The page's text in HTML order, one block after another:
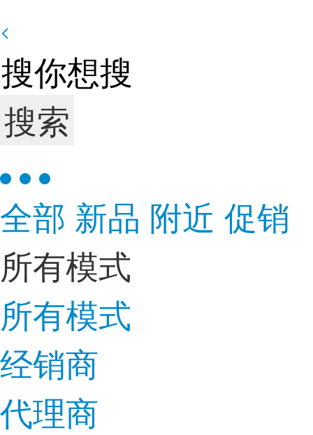
搜索
全部 新品 附近 促销
所有模式
所有模式
经销商
代理商